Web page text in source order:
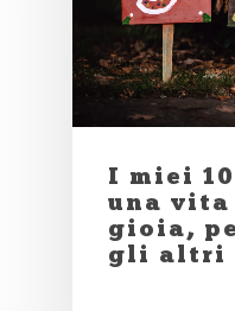
I miei
una
gioia,
gli altri